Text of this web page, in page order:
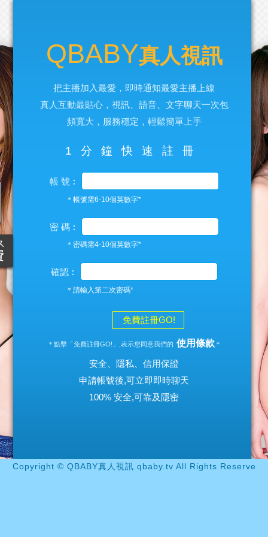
QBABY真人視訊
把主播加入最愛，即時通知最愛主播上線
真人互動最貼心，視訊、語音、文字聊天一次包
頻寬大，服務穩定，輕鬆簡單上手
1分鐘快速註冊
帳 號︰
＊帳號需6-10個英數字*
密 碼︰
＊密碼需4-10個英數字*
確認︰
＊請輸入第二次密碼*
免費註冊GO!
＊點擊「免費註冊GO!」,表示您同意我們的 使用條款＊
安全、隱私、信用保證
申請帳號後,可立即即時聊天
100% 安全,可靠及隱密
Copyright © QBABY真人視訊 qbaby.tv All Rights Reserve